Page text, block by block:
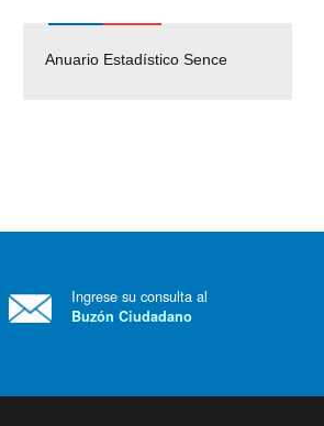
Anuario Estadístico Sence
Solicitud Audiencias y
Ingrese su consulta al
Buzón Ciudadano